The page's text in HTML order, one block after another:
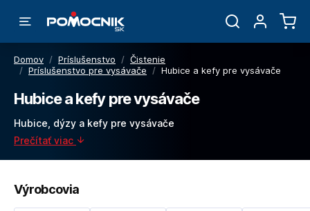
Domov / Príslušenstvo / Čistenie
/ Príslušenstvo pre vysávače / Hubice a kefy pre vysávače
Hubice a kefy pre vysávače
Hubice, dýzy a kefy pre vysávače
Prečítať viac
Výrobcovia